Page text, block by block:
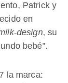
Patrick y
en
design, su
bebé”.
la marca: